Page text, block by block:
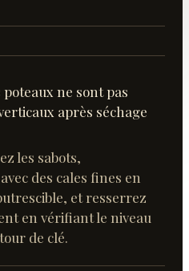
poteaux ne sont pas
après séchage
les sabots,
des cales fines en
et resserrez
en vérifiant le niveau
de clé.